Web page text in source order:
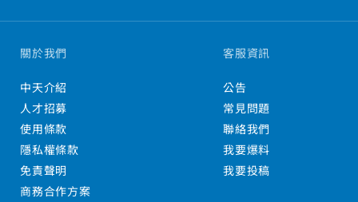
關於我們
中天介紹
人才招募
使用條款
隱私權條款
免責聲明
商務合作方案
客服資訊
公告
常見問題
聯絡我們
我要爆料
我要投稿